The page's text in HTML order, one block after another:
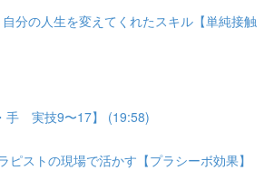
分の人生を変えてくれたスキル【単純接触
手 実技9〜17】 (19:58)
ピストの現場で活かす【プラシーボ効果】